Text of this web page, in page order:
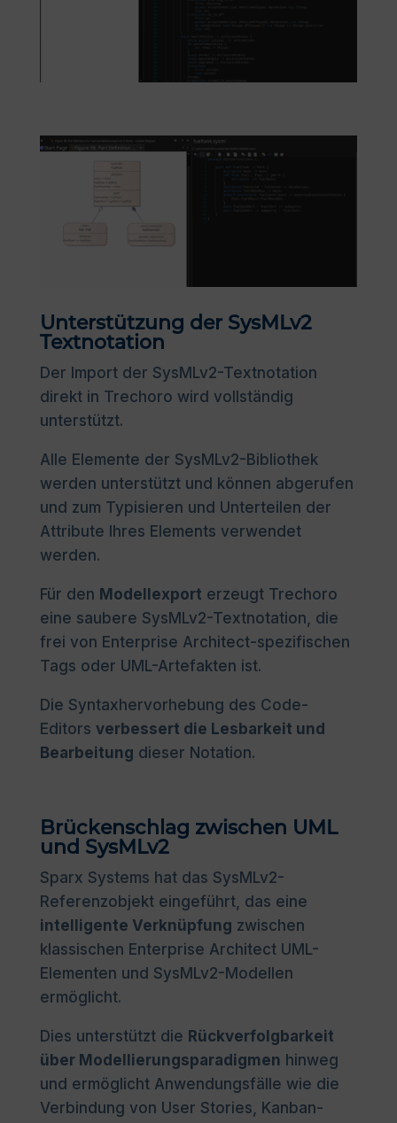
Unterstützung der SysMLv2
Textnotation
Der Import der SysMLv2-Textnotation
direkt in Trechoro wird vollständig
unterstützt.
Alle Elemente der SysMLv2-Bibliothek
werden unterstützt und können abgerufen
und zum Typisieren und Unterteilen der
Attribute Ihres Elements verwendet
werden.
Für den Modellexport erzeugt Trechoro
eine saubere SysMLv2-Textnotation, die
frei von Enterprise Architect-spezifischen
Tags oder UML-Artefakten ist.
Die Syntaxhervorhebung des Code-
Editors verbessert die Lesbarkeit und
Bearbeitung dieser Notation.
Brückenschlag zwischen UML
und SysMLv2
Sparx Systems hat das SysMLv2-
Referenzobjekt eingeführt, das eine
intelligente Verknüpfung zwischen
klassischen Enterprise Architect UML-
Elementen und SysMLv2-Modellen
ermöglicht.
Dies unterstützt die Rückverfolgbarkeit
über Modellierungsparadigmen hinweg
und ermöglicht Anwendungsfälle wie die
Verbindung von User Stories, Kanban-